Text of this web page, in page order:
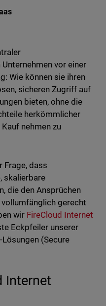
on Reddit
vor einer
Wie können sie ihren
sicheren Zugriff auf
bieten, ohne die
herkömmlicher
nehmen zu
Frage, dass
skalierbare
die den Ansprüchen
gerecht
wir FireCloud Internet
Eckpfeiler unserer
Lösungen (Secure
Internet